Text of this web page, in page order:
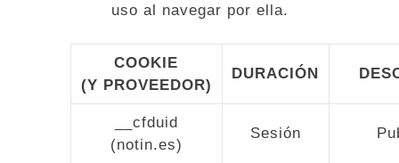
uso al navegar por ella.
COOKIE
(Y PROVEEDOR)
DURACIÓN
__cfduid
(notin.es)
Sesión